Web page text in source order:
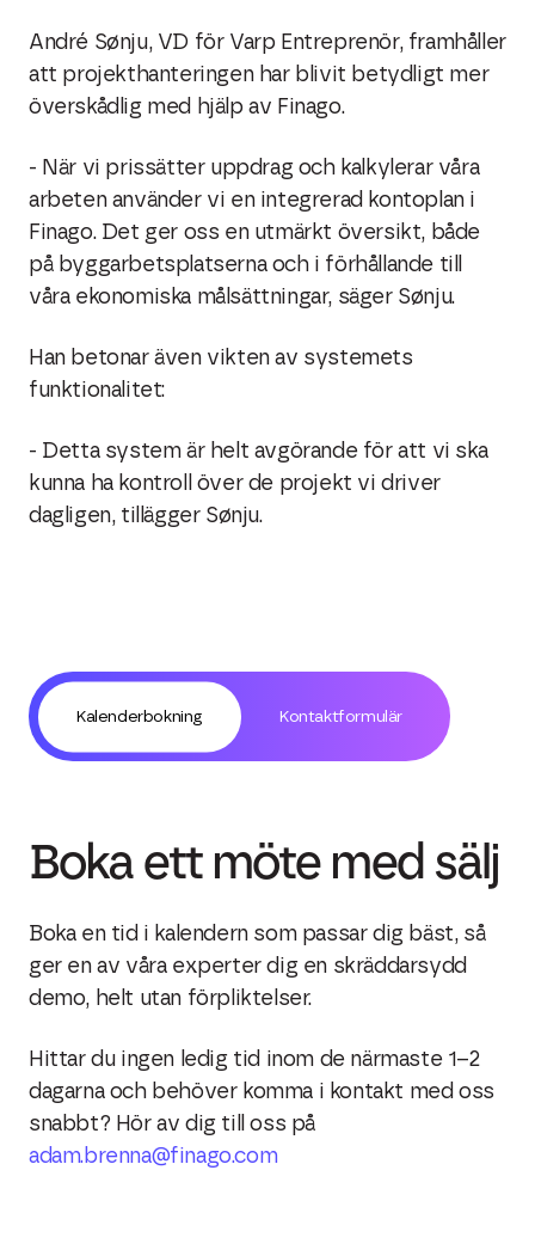
André Sønju, VD för Varp Entreprenör, framhåller
att projekthanteringen har blivit betydligt mer
överskådlig med hjälp av Finago.
- När vi prissätter uppdrag och kalkylerar våra
arbeten använder vi en integrerad kontoplan i
Finago. Det ger oss en utmärkt översikt, både
på byggarbetsplatserna och i förhållande till
våra ekonomiska målsättningar, säger Sønju.
Han betonar även vikten av systemets
funktionalitet:
- Detta system är helt avgörande för att vi ska
kunna ha kontroll över de projekt vi driver
dagligen, tillägger Sønju.
Kalenderbokning Kontaktformulär
Boka ett möte med sälj
Boka en tid i kalendern som passar dig bäst, så
ger en av våra experter dig en skräddarsydd
demo, helt utan förpliktelser.
Hittar du ingen ledig tid inom de närmaste 1–2
dagarna och behöver komma i kontakt med oss
snabbt? Hör av dig till oss på
adam.brenna@finago.com